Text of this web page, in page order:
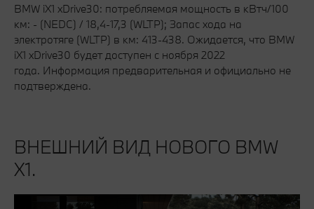
BMW iX1 xDrive30: потребляемая мощность в кВтч/100
км: - (NEDC) / 18,4-17,3 (WLTP); Запас хода на
электротяге (WLTP) в км: 413-438. Ожидается, что BMW
iX1 xDrive30 будет доступен с ноября 2022
года. Информация предварительная и официально не
подтверждена.
ВНЕШНИЙ ВИД НОВОГО BMW
X1.